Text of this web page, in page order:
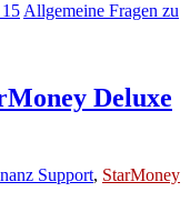
Allgemeine Fragen zu
Deluxe
Support, StarMoney